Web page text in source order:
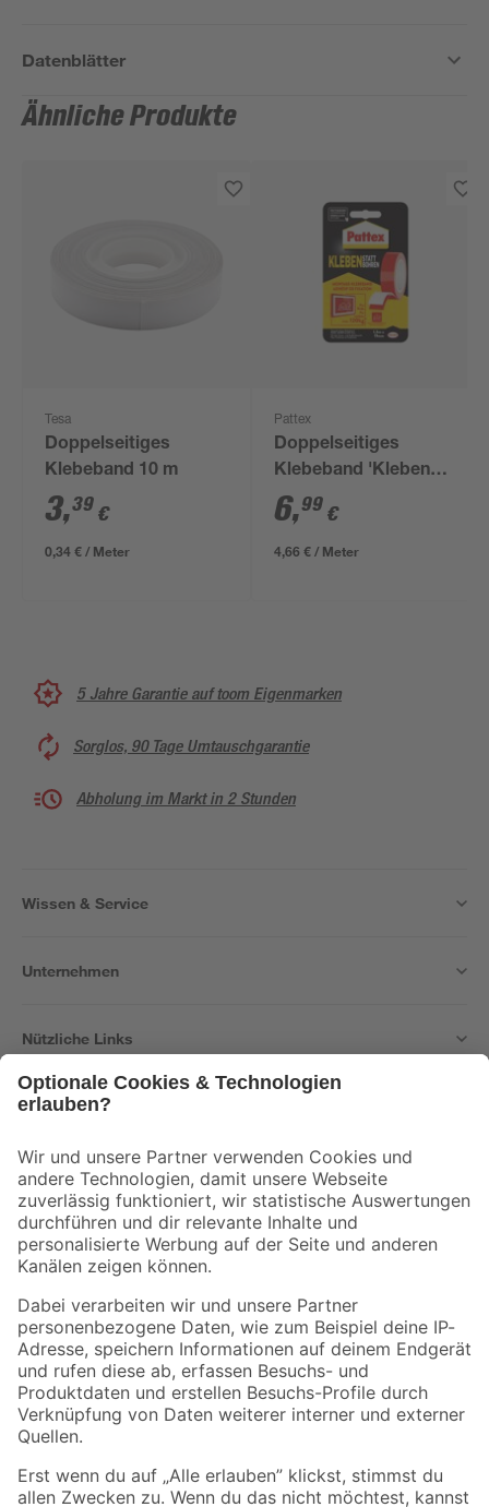
Datenblätter
Ähnliche Produkte
Tesa
Doppelseitiges
Klebeband 10 m
3,39 €
0,34 € / Meter
Pattex
Doppelseitiges
Klebeband 'Kleben
statt Bohren' rot 19
mm x 1,5 m
6,99 €
4,66 € / Meter
5 Jahre Garantie auf toom Eigenmarken
Sorglos, 90 Tage Umtauschgarantie
Abholung im Markt in 2 Stunden
Wissen & Service
Unternehmen
Nützliche Links
Der toom Newsletter: Keine Angebote und Aktionen mehr verpassen!
Zur Newsletter Anmeldung
Folge uns
Zahlungsarten Versandarten
Sicher einkaufen